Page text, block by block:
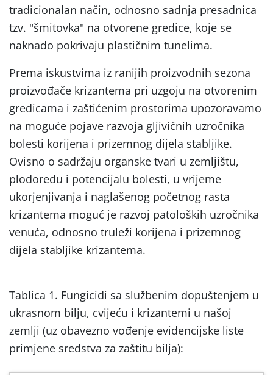
tradicionalan način, odnosno sadnja presadnica
tzv. "šmitovka" na otvorene gredice, koje se
naknado pokrivaju plastičnim tunelima.
Prema iskustvima iz ranijih proizvodnih sezona
proizvođače krizantema pri uzgoju na otvorenim
gredicama i zaštićenim prostorima upozoravamo
na moguće pojave razvoja gljivičnih uzročnika
bolesti korijena i prizemnog dijela stabljike.
Ovisno o sadržaju organske tvari u zemljištu,
plodoredu i potencijalu bolesti, u vrijeme
ukorjenjivanja i naglašenog početnog rasta
krizantema moguć je razvoj patoloških uzročnika
venuća, odnosno truleži korijena i prizemnog
dijela stabljike krizantema.
Tablica 1. Fungicidi sa službenim dopuštenjem u
ukrasnom bilju, cvijeću i krizantemi u našoj
zemlji (uz obavezno vođenje evidencijske liste
primjene sredstva za zaštitu bilja):